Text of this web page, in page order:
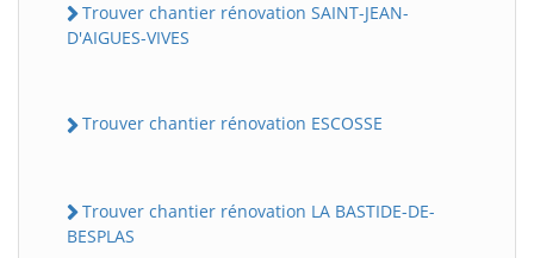
Trouver chantier rénovation SAINT-JEAN-
D'AIGUES-VIVES
Trouver chantier rénovation ESCOSSE
Trouver chantier rénovation LA BASTIDE-DE-
BESPLAS